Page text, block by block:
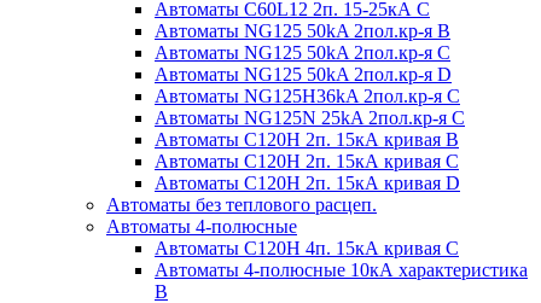
Автоматы C60L12 2п. 15-25кА C
Автоматы NG125 50kA 2пол.кр-я B
Автоматы NG125 50kA 2пол.кр-я C
Автоматы NG125 50kA 2пол.кр-я D
Автоматы NG125H36kA 2пол.кр-я C
Автоматы NG125N 25kA 2пол.кр-я C
Автоматы С120H 2п. 15кА кривая B
Автоматы С120H 2п. 15кА кривая C
Автоматы С120H 2п. 15кА кривая D
Автоматы без теплового расцеп.
Автоматы 4-полюсные
Автоматы С120H 4п. 15кА кривая C
Автоматы 4-полюсные 10кА характеристика
B